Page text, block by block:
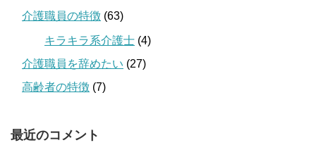
介護職員の特徴 (63)
キラキラ系介護士 (4)
介護職員を辞めたい (27)
高齢者の特徴 (7)
最近のコメント